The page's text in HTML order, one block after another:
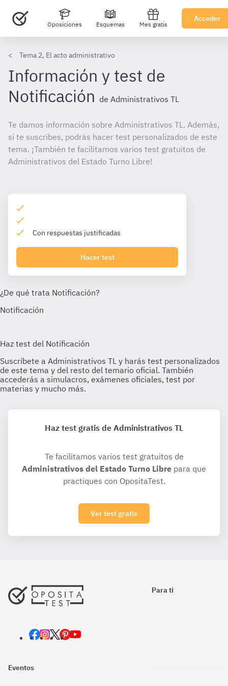
Oposiciones Esquemas Mes gratis
Acceder
Tema 2, El acto administrativo
Información y test de
Notificación de Administrativos TL
Te damos información sobre Administrativos TL. Además,
si te suscribes, podrás hacer test personalizados de este
tema. ¡También te facilitamos varios test gratuitos de
Administrativos del Estado Turno Libre!
Con respuestas justificadas
Hacer test
Haz test gratis de Administrativos TL
Te facilitamos varios test gratuitos de
Administrativos del Estado Turno Libre para que
practiques con OpositaTest.
Ver test gratis
Para ti
Eventos